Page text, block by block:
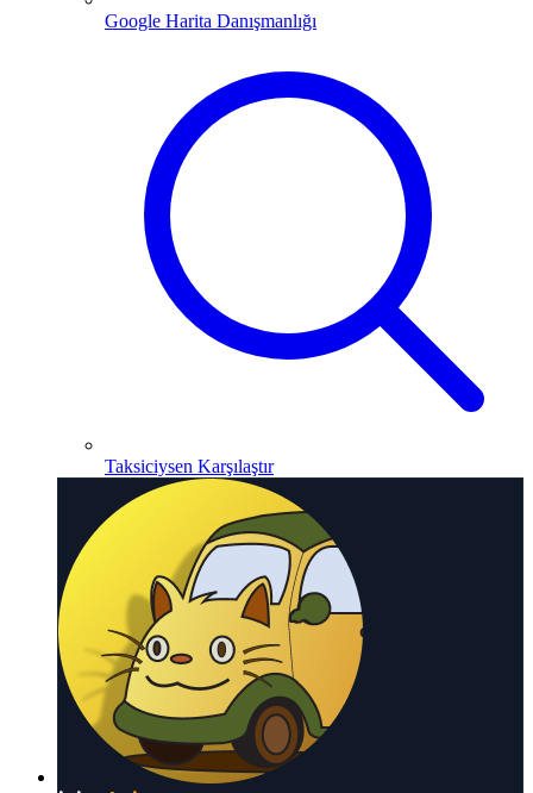
Google Harita Danışmanlığı
Taksiciysen Karşılaştır